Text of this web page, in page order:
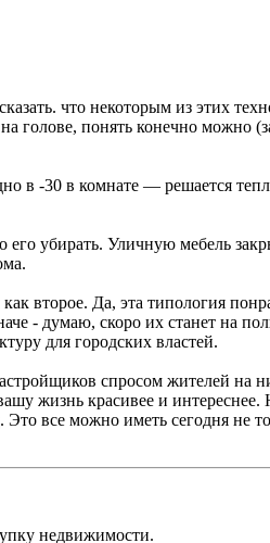
что некоторым из этих
голове, понять конечно можно
в -30 в комнате — решается
убирать. Уличную мебель
второе. Да, эта типология
- думаю, скоро их станет на
для городских властей.
спросом жителей на
жизнь красивее и
все можно иметь сегодня не
недвижимости.